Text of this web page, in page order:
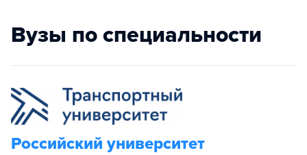
Вузы по специальности
Российский университет